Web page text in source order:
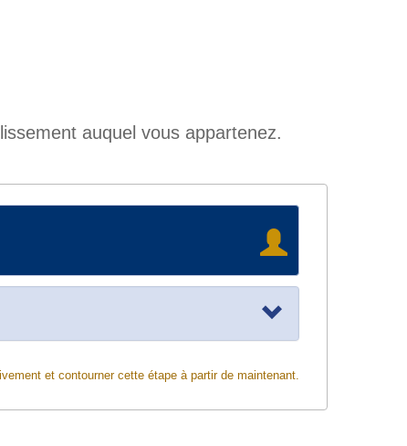
auquel vous appartenez.
et contourner cette étape à partir de maintenant.